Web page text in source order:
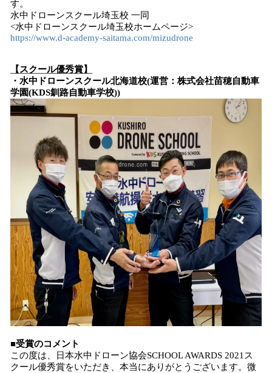
す。
水中ドローンスクール埼玉校 一同
<水中ドローンスクール埼玉校ホームページ>
https://www.d-academy-saitama.com/mizudrone
【スクール優秀賞】
・水中ドローンスクール北海道校(運営：株式会社苗穂自動車
学園(KDS釧路自動車学校))
■受賞のコメント
この度は、日本水中ドローン協会SCHOOL AWARDS 2021ス
クール優秀賞をいただき、本当にありがとうございます。微